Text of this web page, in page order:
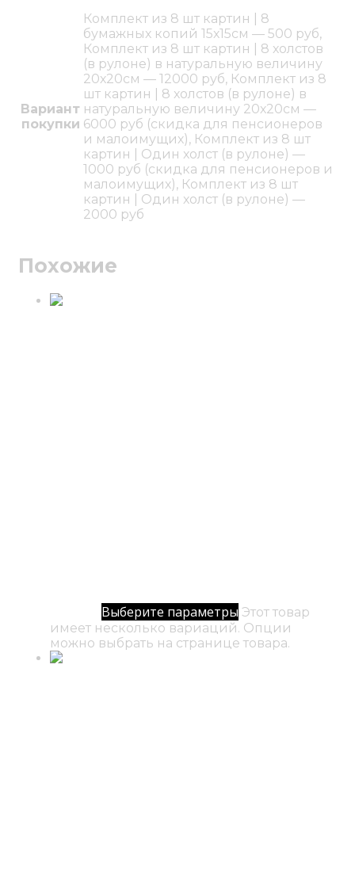
Вариант
покупки
Комплект из 8 шт картин | 8
бумажных копий 15х15см — 500 руб,
Комплект из 8 шт картин | 8 холстов
(в рулоне) в натуральную величину
20х20см — 12000 руб, Комплект из 8
шт картин | 8 холстов (в рулоне) в
натуральную величину 20х20см —
6000 руб (скидка для пенсионеров
и малоимущих), Комплект из 8 шт
картин | Один холст (в рулоне) —
1000 руб (скидка для пенсионеров и
малоимущих), Комплект из 8 шт
картин | Один холст (в рулоне) —
2000 руб
Похожие
Выберите параметры Этот товар
имеет несколько вариаций. Опции
можно выбрать на странице товара.